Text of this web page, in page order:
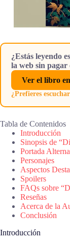
¿Estás leyendo
la web sin pagar
Ver el libro
¿Prefieres
Tabla de Contenidos
Introducción
Sinopsis de
Portada
Personajes
Aspectos
Spoilers
FAQs sobre
Reseñas
Acerca de la
Conclusión
Introducción